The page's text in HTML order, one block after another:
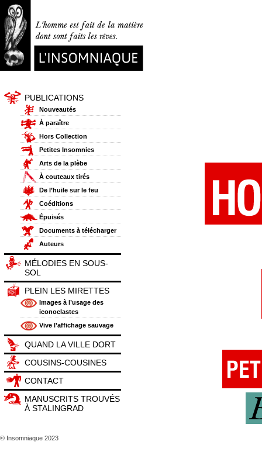
PUBLICATIONS
Nouveautés
À paraître
Hors Collection
Petites Insomnies
Arts de la plèbe
À couteaux tirés
De l’huile sur le feu
Coéditions
Épuisés
Documents à télécharger
Auteurs
MÉLODIES EN SOUS-
SOL
PLEIN LES MIRETTES
Images à l’usage des
iconoclastes
Vive l’affichage sauvage
QUAND LA VILLE DORT
COUSINS-COUSINES
CONTACT
MANUSCRITS TROUVÉS
À STALINGRAD
© Insomniaque 2023